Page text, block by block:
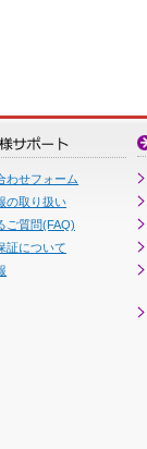
わせフォーム
の取り扱い
ご質問(FAQ)
証について